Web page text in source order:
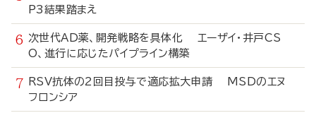
P3結果踏まえ
次世代AD薬、開発戦略を具体化 エーザイ・井戸CS
O、進行に応じたパイプライン構築
RSV抗体の2回目投与で適応拡大申請 MSDのエヌ
フロンシア